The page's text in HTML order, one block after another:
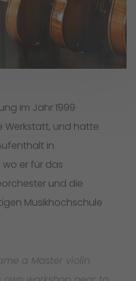
im Jahr 1999
Werkstatt, und hatte
in
er für das
und die
Musikhochschule
a Master violin